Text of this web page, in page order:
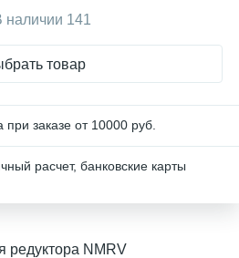
наличии 141
товар
при заказе от 10000 руб.
расчет, банковские карты
редуктора NMRV